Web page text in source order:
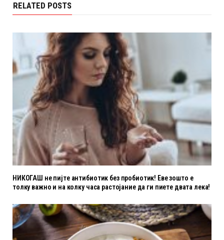
RELATED POSTS
НИКОГАШ не пијте антибиотик без пробиотик! Еве зошто е
толку важно и на колку часа растојание да ги пиете двата лека!